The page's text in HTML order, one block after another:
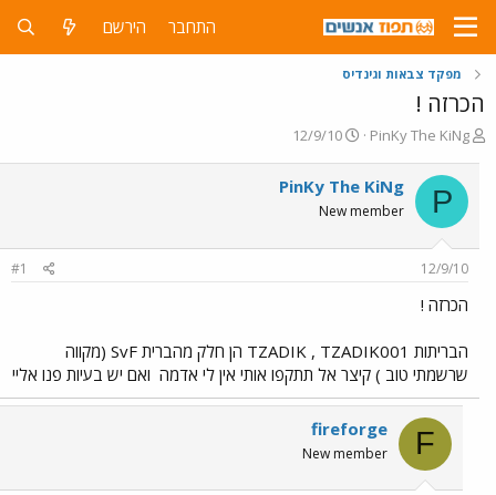
התחבר הירשם
מפקד צבאות וגינדיס
הכרזה !
פ
ח
ה
ו
ש
PinKy The KiNg
פ
ס
ם
ת
12/9/10
P
PinKy The KiNg
New member
12/9/10
#1
הכרזה !
הבריתות TZADIK , TZADIK001 הן חלק מהברית SvF (מקווה
שרשמתי טוב ) קיצר אל תתקפו אותי אין לי אדמה ואם יש בעיות פנו אליי
F
fireforge
New member